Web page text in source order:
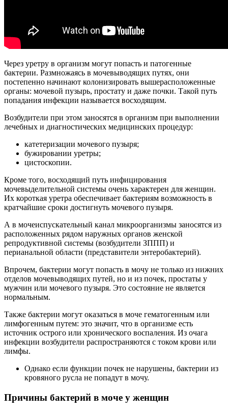
Через уретру в организм могут попасть и патогенные
бактерии. Размножаясь в мочевыводящих путях, они
постепенно начинают колонизировать вышерасположенные
органы: мочевой пузырь, простату и даже почки. Такой путь
попадания инфекции называется восходящим.
Возбудители при этом заносятся в организм при выполнении
лечебных и диагностических медицинских процедур:
катетеризации мочевого пузыря;
бужировании уретры;
цистоскопии.
Кроме того, восходящий путь инфицирования
мочевыделительной системы очень характерен для женщин.
Их короткая уретра обеспечивает бактериям возможность в
кратчайшие сроки достигнуть мочевого пузыря.
А в мочеиспускательный канал микроорганизмы заносятся из
расположенных рядом наружных органов женской
репродуктивной системы (возбудители ЗППП) и
перианальной области (представители энтеробактерий).
Впрочем, бактерии могут попасть в мочу не только из нижних
отделов мочевыводящих путей, но и из почек, простаты у
мужчин или мочевого пузыря. Это состояние не является
нормальным.
Также бактерии могут оказаться в моче гематогенным или
лимфогенным путем: это значит, что в организме есть
источник острого или хронического воспаления. Из очага
инфекции возбудители распространяются с током крови или
лимфы.
Однако если функции почек не нарушены, бактерии из
кровяного русла не попадут в мочу.
Причины бактерий в моче у женщин